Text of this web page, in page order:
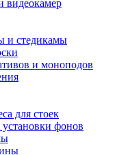
видеокамер
и стедикамы
и моноподов
для стоек
фонов